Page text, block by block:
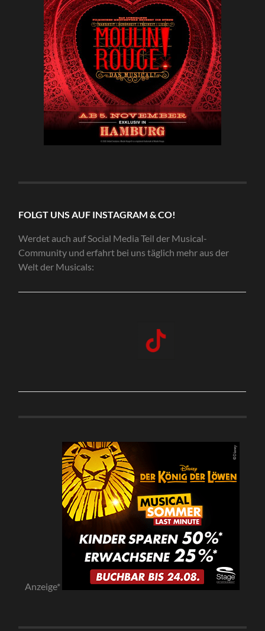
FOLGT UNS AUF INSTAGRAM & CO!
Werdet auch auf Social Media Teil der Musical-
Community und erfahrt bei uns täglich mehr aus der
Welt der Musicals:
Anzeige*